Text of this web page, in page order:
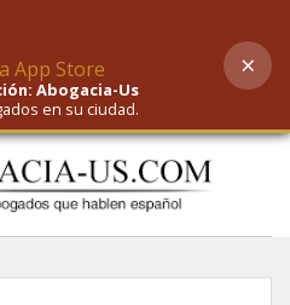
AI-Powered Search
Abogacia-Us
en su ciudad.
×